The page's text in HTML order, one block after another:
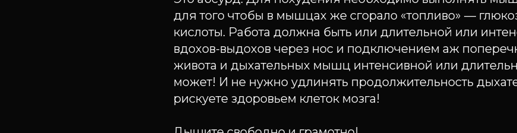
для того чтобы в мышцах же сгорало «топливо» —
кислоты. Работа должна быть или длительной или
вдохов-выдохов через нос и подключением аж
живота и дыхательных мышц интенсивной или
может! И не нужно удлинять продолжительность
рискуете здоровьем клеток мозга!